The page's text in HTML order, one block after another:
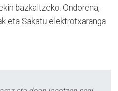
bazkaltzeko. Ondorena,
eta Sakatu elektrotxaranga